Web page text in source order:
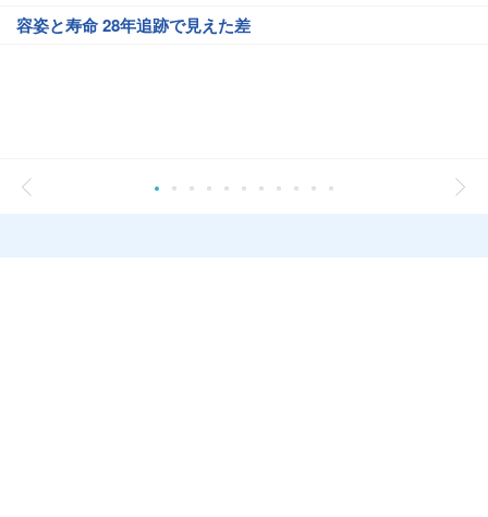
容姿と寿命 28年追跡で見えた差